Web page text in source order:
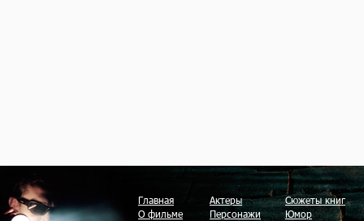
Главная
О фильме
Актеры
Персонажи
Сюжеты книг
Юмор